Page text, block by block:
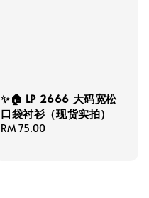
✨🏠 LP 2666 大码宽松
口袋衬衫（现货实拍）
Regular
RM 75.00